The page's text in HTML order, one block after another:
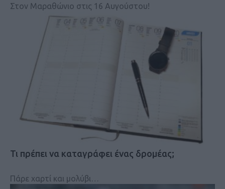
Στον Μαραθώνιο στις 16 Αυγούστου!
Τι πρέπει να καταγράφει ένας δρομέας;
Πάρε χαρτί και μολύβι…